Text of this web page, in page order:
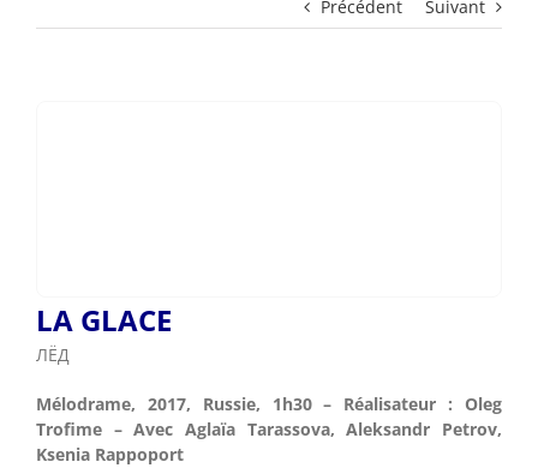
Précédent Suivant
LA GLACE
ЛЁД
Mélodrame, 2017, Russie, 1h30 – Réalisateur : Oleg
Trofime – Avec Aglaïa Tarassova, Aleksandr Petrov,
Ksenia Rappoport